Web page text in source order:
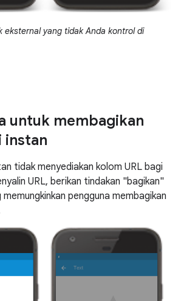
eksternal yang tidak Anda kontrol di
untuk membagikan
instan
tidak menyediakan kolom URL bagi
URL, berikan tindakan "bagikan"
pengguna membagikan